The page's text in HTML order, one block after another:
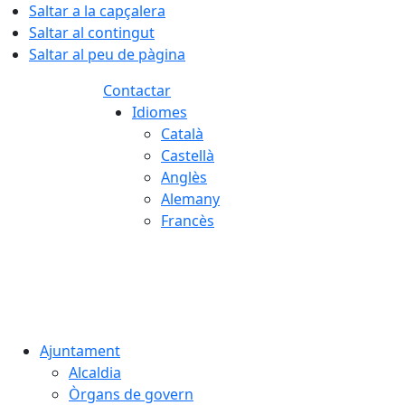
Saltar a la capçalera
Saltar al contingut
Saltar al peu de pàgina
Contactar
Idiomes
Català
Castellà
Anglès
Alemany
Francès
Ajuntament
Alcaldia
Òrgans de govern